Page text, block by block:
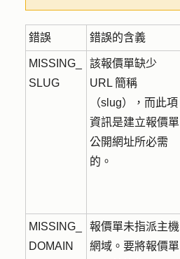
錯誤 錯誤的含義
MISSING_
SLUG
該報價單缺少
URL 簡稱
（slug），而此項
資訊是建立報價單
公開網址所必需
的。
MISSING_
DOMAIN
報價單未指派主機
網域。要將報價單